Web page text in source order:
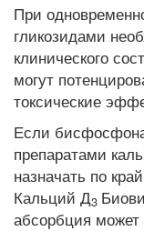
При
гликозидами
клинического
могут
токсические
Если
препаратами
назначать по
Кальций Д3
абсорбция